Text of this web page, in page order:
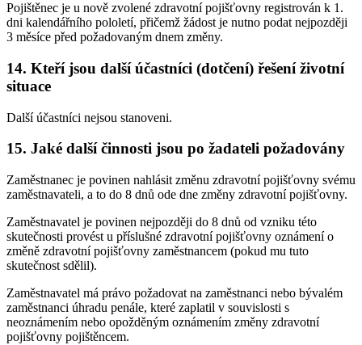
Pojištěnec je u nově zvolené zdravotní pojišťovny registrován k 1.
dni kalendářního pololetí, přičemž žádost je nutno podat nejpozději
3 měsíce před požadovaným dnem změny.
14. Kteří jsou další účastníci (dotčení) řešení životní
situace
Další účastníci nejsou stanoveni.
15. Jaké další činnosti jsou po žadateli požadovány
Zaměstnanec je povinen nahlásit změnu zdravotní pojišťovny svému
zaměstnavateli, a to do 8 dnů ode dne změny zdravotní pojišťovny.
Zaměstnavatel je povinen nejpozději do 8 dnů od vzniku této
skutečnosti provést u příslušné zdravotní pojišťovny oznámení o
změně zdravotní pojišťovny zaměstnancem (pokud mu tuto
skutečnost sdělil).
Zaměstnavatel má právo požadovat na zaměstnanci nebo bývalém
zaměstnanci úhradu penále, které zaplatil v souvislosti s
neoznámením nebo opožděným oznámením změny zdravotní
pojišťovny pojištěncem.